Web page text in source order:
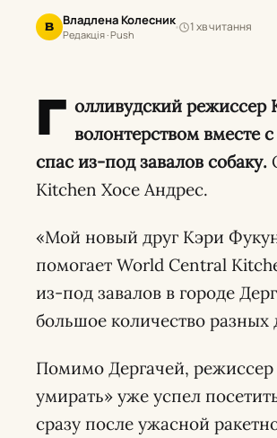
В Владлена Колесник
Редакція · Push
1 хв читання
Г олливудский режиссер
волонтерством вместе
спас из-под завалов собаку.
Kitchen Хосе Андрес.
«Мой новый друг Кэри
помогает World Central
из-под завалов в городе
большое количество разных
Помимо Дергачей,
умирать» уже успел
сразу после ужасной